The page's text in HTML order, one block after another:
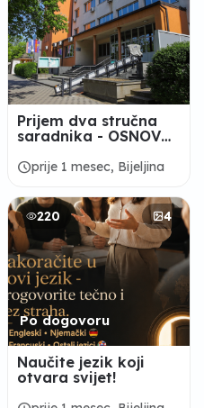
Prijem dva stručna
saradnika - OSNOVNI
scheduleprije 1 mesec, Bijeljina
220 4
Po dogovoru
Naučite jezik koji
otvara svijet!